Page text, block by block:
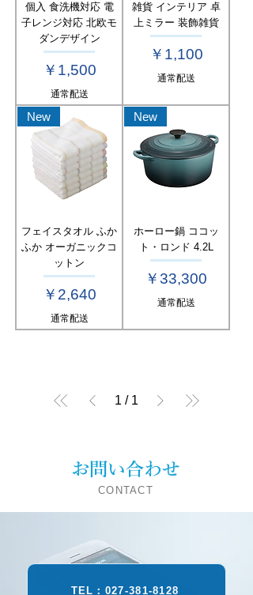
個入 食洗機対応 電
子レンジ対応 北欧モ
ダンデザイン
価格
￥1,500
通常配送
雑貨 インテリア 卓
上ミラー 装飾雑貨
価格
￥1,100
通常配送
New
フェイスタオル ふか
ふか オーガニックコ
ットン
価格
￥2,640
通常配送
New
ホーロー鍋 ココッ
ト・ロンド 4.2L
価格
￥33,300
通常配送
1 / 1
お問い合わせ
CONTACT
TEL：027-381-8128